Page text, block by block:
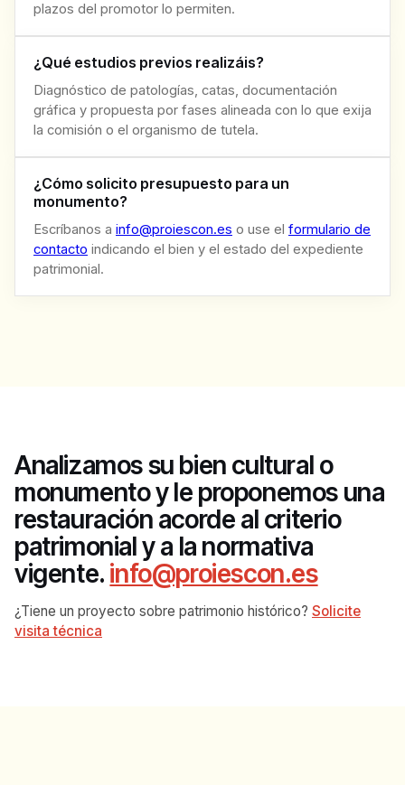
plazos del promotor lo permiten.
¿Qué estudios previos realizáis?
Diagnóstico de patologías, catas, documentación
gráfica y propuesta por fases alineada con lo que exija
la comisión o el organismo de tutela.
¿Cómo solicito presupuesto para un
monumento?
Escríbanos a info@proiescon.es o use el formulario de
contacto indicando el bien y el estado del expediente
patrimonial.
Analizamos su bien cultural o
monumento y le proponemos una
restauración acorde al criterio
patrimonial y a la normativa
vigente. info@proiescon.es
¿Tiene un proyecto sobre patrimonio histórico? Solicite
visita técnica